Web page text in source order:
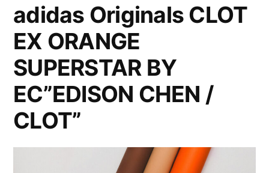
adidas Originals CLOT
EX ORANGE
SUPERSTAR BY
EC”EDISON CHEN /
CLOT”